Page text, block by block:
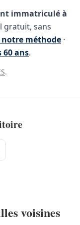
immatriculé à
gratuit, sans
notre méthode ·
ans.
.
voisines